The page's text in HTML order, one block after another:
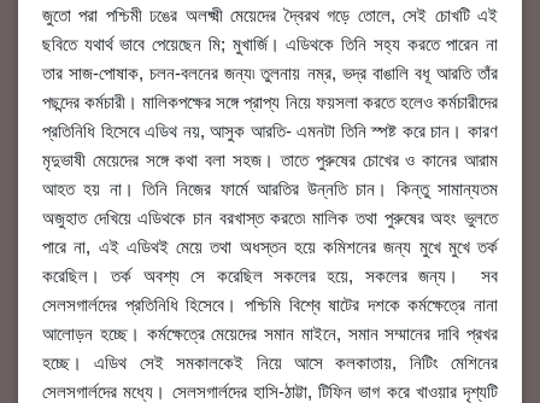
জুতো পরা পশ্চিমী ঢঙের অলক্ষ্মী মেয়েদের দ্বৈরথ গড়ে তোলে, সেই চোখটি এই
ছবিতে যথার্থ ভাবে পেয়েছেন মি; মুখার্জি। এডিথকে তিনি সহ্য করতে পারেন না
তার সাজ-পোষাক, চলন-বলনের জন্য৷ তুলনায় নম্র, ভদ্র বাঙালি বধূ আরতি তাঁর
পছন্দের কর্মচারী। মালিকপক্ষের সঙ্গে প্রাপ্য নিয়ে ফয়সলা করতে হলেও কর্মচারীদের
প্রতিনিধি হিসেবে এডিথ নয়, আসুক আরতি- এমনটা তিনি স্পষ্ট করে চান। কারণ
মৃদুভাষী মেয়েদের সঙ্গে কথা বলা সহজ। তাতে পুরুষের চোখের ও কানের আরাম
আহত হয় না। তিনি নিজের ফার্মে আরতির উন্নতি চান। কিন্তু সামান্যতম
অজুহাত দেখিয়ে এডিথকে চান বরখাস্ত করতে৷ মালিক তথা পুরুষের অহং ভুলতে
পারে না, এই এডিথই মেয়ে তথা অধস্তন হয়ে কমিশনের জন্য মুখে মুখে তর্ক
করেছিল। তর্ক অবশ্য সে করেছিল সকলের হয়ে, সকলের জন্য। সব
সেলসগার্লদের প্রতিনিধি হিসেবে। পশ্চিমি বিশ্বে ষাটের দশকে কর্মক্ষেত্রে নানা
আলোড়ন হচ্ছে। কর্মক্ষেত্রে মেয়েদের সমান মাইনে, সমান সম্মানের দাবি প্রখর
হচ্ছে। এডিথ সেই সমকালকেই নিয়ে আসে কলকাতায়, নিটিং মেশিনের
সেলসগার্লদের মধ্যে। সেলসগার্লদের হাসি-ঠাট্টা, টিফিন ভাগ করে খাওয়ার দৃশ্যটি